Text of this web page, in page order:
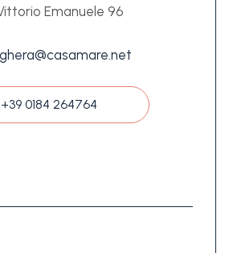
Emanuele 96
+39 0184 264764